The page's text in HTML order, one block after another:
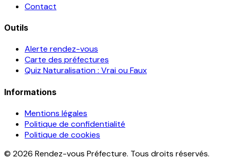
Contact
Outils
Alerte rendez-vous
Carte des préfectures
Quiz Naturalisation : Vrai ou Faux
Informations
Mentions légales
Politique de confidentialité
Politique de cookies
© 2026 Rendez-vous Préfecture. Tous droits réservés.